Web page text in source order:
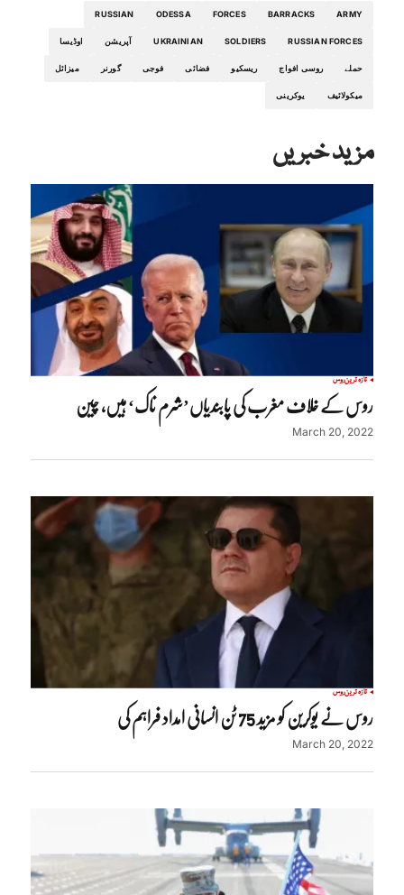
ARMY
BARRACKS
FORCES
ODESSA
RUSSIAN
RUSSIAN FORCES
SOLDIERS
UKRAINIAN آپریشن اوڈیسا
حملے روسی افواج ریسکیو فضائی فوجی گورنر میزائل
میکولائیف یوکرینی
مزید خبریں
تازہ ترینروس
روس کے خلاف مغرب کی پابندیاں’شرم ناک‘ ہیں، چین
March 20, 2022
تازہ ترینروس
روس نے یوکرین کو مزید 75 ٹن انسانی امداد فراہم کی
March 20, 2022